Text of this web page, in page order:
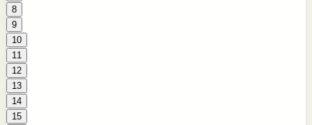
8
9
10
11
12
13
14
15